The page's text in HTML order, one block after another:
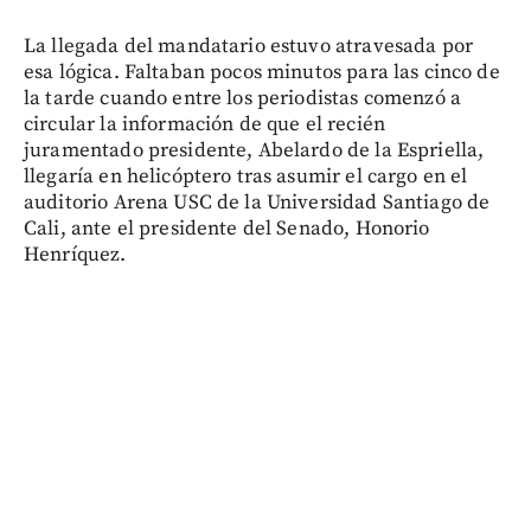
La llegada del mandatario estuvo atravesada por
esa lógica. Faltaban pocos minutos para las cinco de
la tarde cuando entre los periodistas comenzó a
circular la información de que el recién
juramentado presidente, Abelardo de la Espriella,
llegaría en helicóptero tras asumir el cargo en el
auditorio Arena USC de la Universidad Santiago de
Cali, ante el presidente del Senado, Honorio
Henríquez.